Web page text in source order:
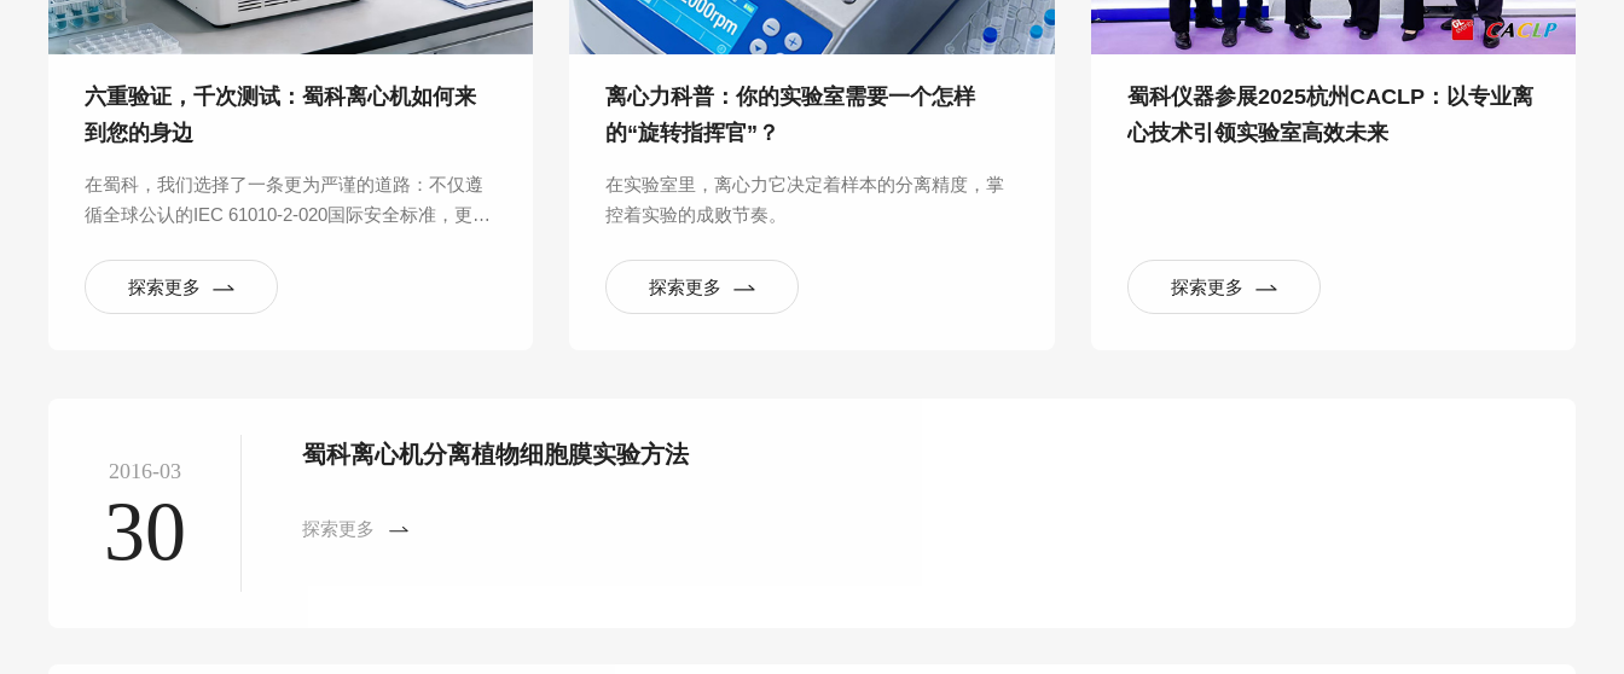
六重验证，千次测试：蜀科离心机如何来
到您的身边
在蜀科，我们选择了一条更为严谨的道路：不仅遵
循全球公认的IEC 61010-2-020国际安全标准，更反
系，将“安全可靠”从一句口号，拆解为数百项可量
化、可重复的严苛测试。
探索更多
离心力科普：你的实验室需要一个怎样
的“旋转指挥官”？
在实验室里，离心力它决定着样本的分离精度，掌
控着实验的成败节奏。
探索更多
蜀科仪器参展2025杭州CACLP：以专业离
心技术引领实验室高效未来
探索更多
2016-03
30
蜀科离心机分离植物细胞膜实验方法
探索更多